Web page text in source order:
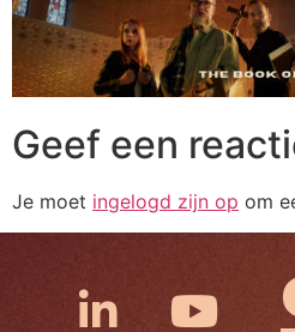
Geef een
Je moet ingelogd zijn op om